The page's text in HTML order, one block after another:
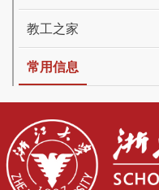
教工之家
常用信息